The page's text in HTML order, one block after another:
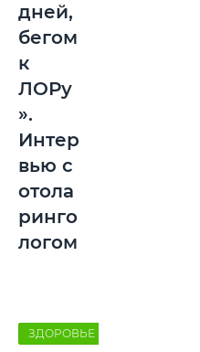
дней,
бегом
к
ЛОРу
».
Интер
вью с
отола
ринго
логом
ЗДОРОВЬЕ